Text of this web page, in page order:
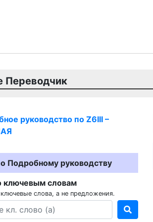
Переводчик
руководство по Z6III –
Подробному руководству
ключевым словам
ключевые слова, а не предложения.